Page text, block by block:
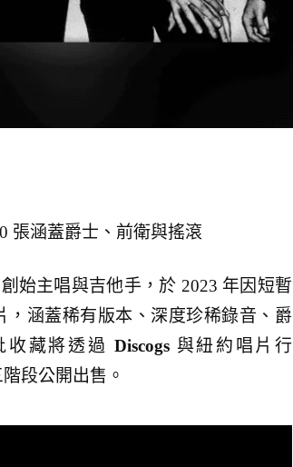
張涵蓋爵士、前衛與搖滾
始主唱與吉他手，於 2023 年因短暫
，涵蓋稀有版本、深度珍稀錄音、爵
收藏將透過Discogs 與紐約唱片行
段公開出售。